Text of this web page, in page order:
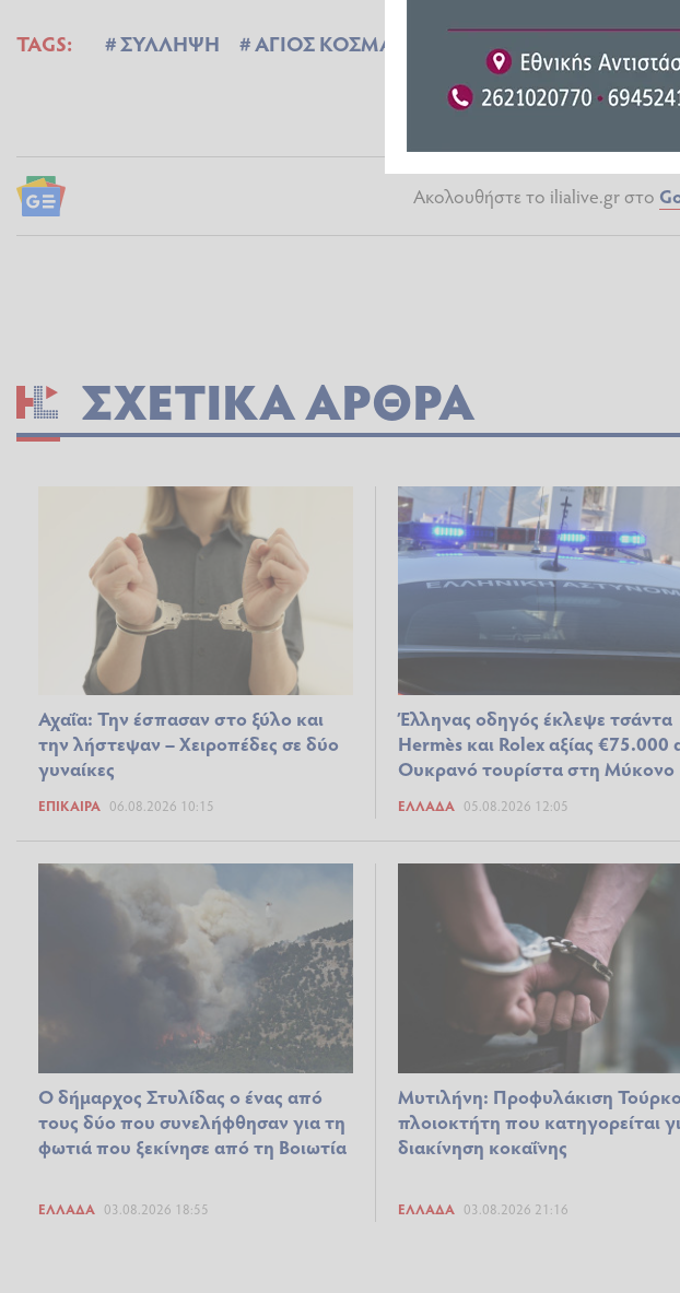
TAGS: ΣΥΛΛΗΨΗ ΑΓΙΟΣ ΚΟΣΜΑΣ
Ακολουθήστε το ilialive.gr στο
ΣΧΕΤΙΚΆ ΆΡΘΡΑ
Αχαΐα: Την έσπασαν στο ξύλο και
την λήστεψαν – Χειροπέδες σε δύο
γυναίκες
ΕΠΊΚΑΙΡΑ 06.08.2026 10:15
Έλληνας οδηγός έκλεψε τσάντα
Hermès και Rolex αξίας €75.000
Ουκρανό τουρίστα στη Μύκονο
ΕΛΛΆΔΑ 05.08.2026 12:05
Ο δήμαρχος Στυλίδας ο ένας από
τους δύο που συνελήφθησαν για τη
φωτιά που ξεκίνησε από τη Βοιωτία
ΕΛΛΆΔΑ 03.08.2026 18:55
Μυτιλήνη: Προφυλάκιση
πλοιοκτήτη που κατηγορείται
διακίνηση κοκαΐνης
ΕΛΛΆΔΑ 03.08.2026 21:16